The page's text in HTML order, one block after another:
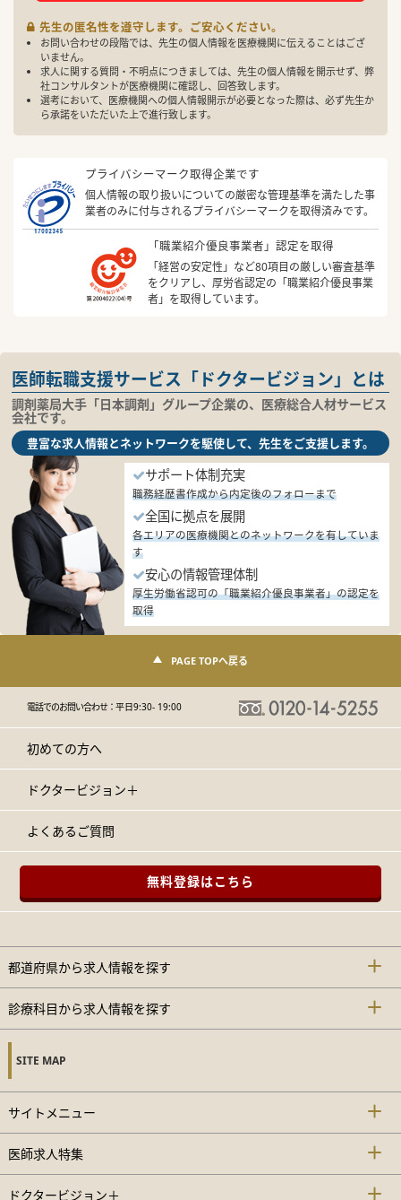
先生の匿名性を遵守します。ご安心ください。
お問い合わせの段階では、先生の個人情報を医療機関に伝えることはござ
いません。
求人に関する質問・不明点につきましては、先生の個人情報を開示せず、弊
社コンサルタントが医療機関に確認し、回答致します。
選考において、医療機関への個人情報開示が必要となった際は、必ず先生か
ら承諾をいただいた上で進行致します。
プライバシーマーク取得企業です
個人情報の取り扱いについての厳密な管理基準を満たした事
業者のみに付与されるプライバシーマークを取得済みです。
「職業紹介優良事業者」認定を取得
「経営の安定性」など80項目の厳しい審査基準
をクリアし、厚労省認定の「職業紹介優良事業
者」を取得しています。
医師転職支援サービス「ドクタービジョン」とは
調剤薬局大手「日本調剤」グループ企業の、医療総合人材サービス
会社です。
豊富な求人情報とネットワークを駆使して、先生をご支援します。
サポート体制充実
職務経歴書作成から内定後のフォローまで
全国に拠点を展開
各エリアの医療機関とのネットワークを有していま
す
安心の情報管理体制
厚生労働省認可の「職業紹介優良事業者」の認定を
取得
PAGE TOPへ戻る
電話でのお問い合わせ：平日9:30- 19:00
初めての方へ
ドクタービジョン＋
よくあるご質問
無料登録はこちら
都道府県から求人情報を探す
診療科目から求人情報を探す
SITE MAP
サイトメニュー
医師求人特集
ドクタービジョン＋